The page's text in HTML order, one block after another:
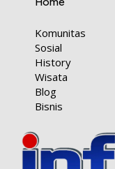
Komunitas
Sosial
History
Wisata
Blog
Bisnis